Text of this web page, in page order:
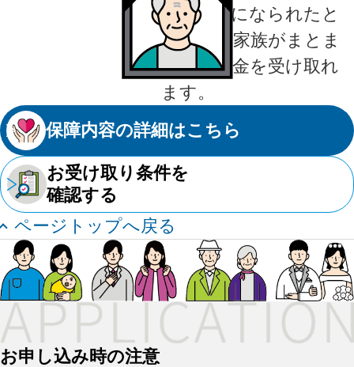
障害状態になられたと
きに、ご家族がまとま
った一時金を受け取れ
ます。
保障内容の詳細はこちら
お受け取り条件を
確認する
ページトップへ戻る
お申し込み時の注意